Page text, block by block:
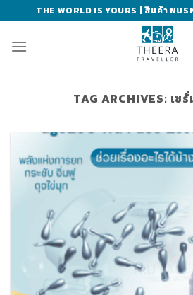
to
content
THE WORLD IS YOURS | สินค้า
TAG ARCHIVES: เซ